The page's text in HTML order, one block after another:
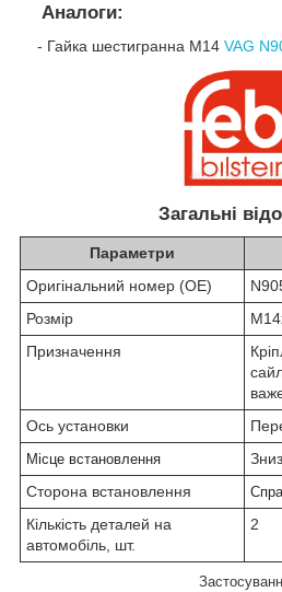
Аналоги:
- Гайка шестигранна M14 VAG
Загальні
Параметри
Оригінальний номер (OE)
Розмір
Призначення
Ось установки
Місце встановлення
Сторона встановлення
Кількість деталей на
автомобіль, шт.
2